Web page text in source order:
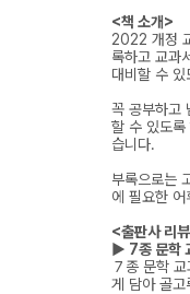
<책 소개>
2022 개정
록하고 교과
대비할 수
꼭 공부하고
할 수 있도록
습니다.
부록으로는
에 필요한
<출판사 리
▶ 7종 문학
７종 문학
게 담아 골